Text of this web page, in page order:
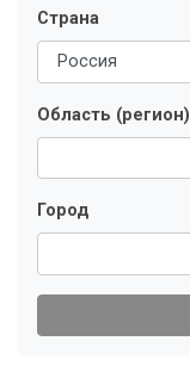
Страна
Область (регион)
Город